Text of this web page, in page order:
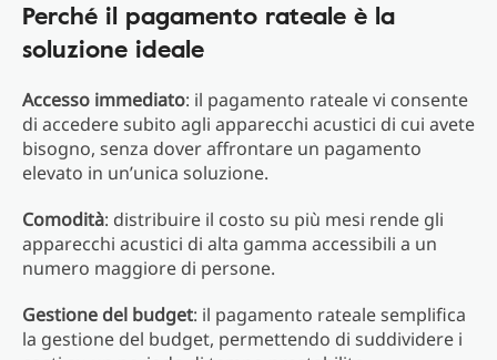
Perché il pagamento rateale è la
soluzione ideale
Accesso immediato: il pagamento rateale vi consente
di accedere subito agli apparecchi acustici di cui avete
bisogno, senza dover affrontare un pagamento
elevato in un’unica soluzione.
Comodità: distribuire il costo su più mesi rende gli
apparecchi acustici di alta gamma accessibili a un
numero maggiore di persone.
Gestione del budget: il pagamento rateale semplifica
la gestione del budget, permettendo di suddividere i